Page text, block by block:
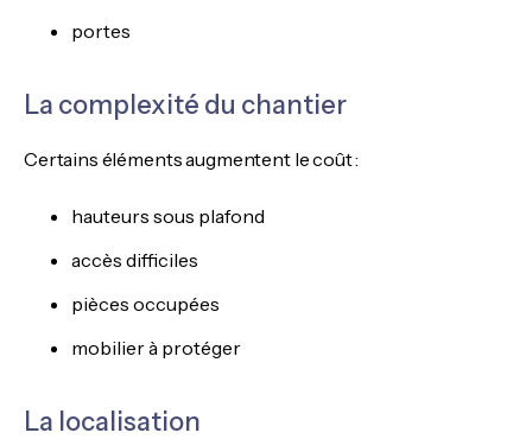
portes
La complexité du chantier
Certains éléments augmentent le coût :
hauteurs sous plafond
accès difficiles
pièces occupées
mobilier à protéger
La localisation